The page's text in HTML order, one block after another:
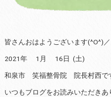
皆さんおはようございます(^O^)／
2021年 1月 16日 (土)
和泉市 笑福整骨院 院長村西で
いつもブログをお読みいただきあ